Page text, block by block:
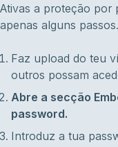
Ativas a proteção por
apenas alguns passos.
Faz upload do teu
outros possam
Abre a secção
password.
Introduz a tua